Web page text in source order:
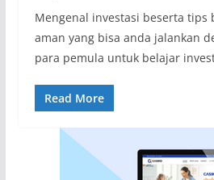
Mengenal investasi beserta tips
aman yang bisa anda jalankan
para pemula untuk belajar
Read More